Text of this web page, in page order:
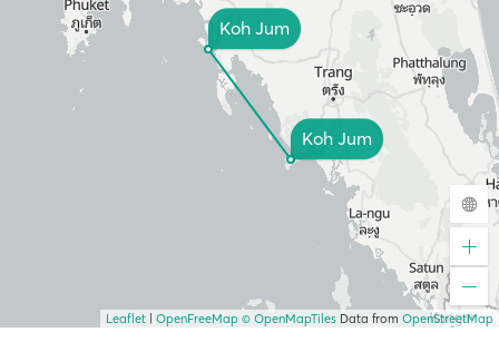
Koh Jum
Koh Jum
Leaflet OpenFreeMap © OpenMapTiles Data from OpenStreetMap